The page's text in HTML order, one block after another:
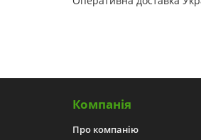
Компанія
Про компанію